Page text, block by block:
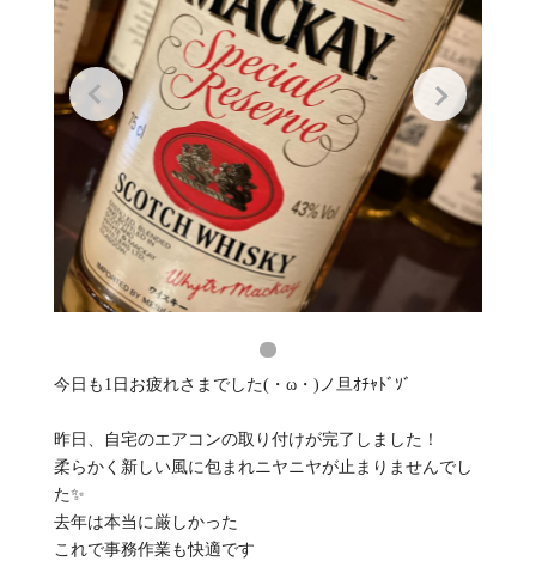
今日も1日お疲れさまでした(・ω・)ノ旦ｵﾁｬﾄﾞｿﾞ
昨日、自宅のエアコンの取り付けが完了しました！
柔らかく新しい風に包まれニヤニヤが止まりませんでし
た✨
去年は本当に厳しかった
これで事務作業も快適です